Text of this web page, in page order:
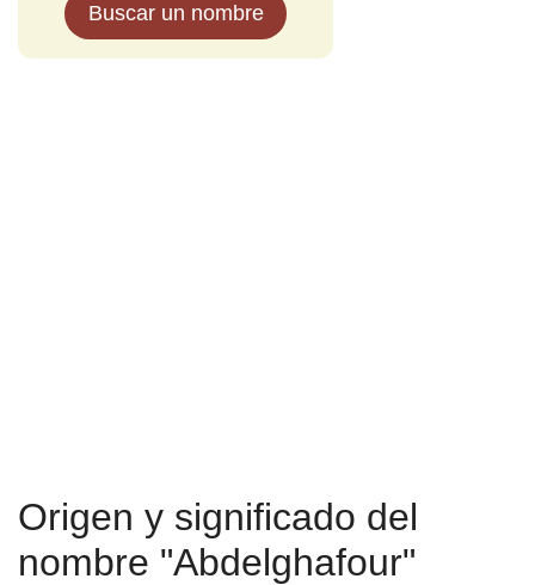
Buscar un nombre
Origen y significado del
nombre "Abdelghafour"